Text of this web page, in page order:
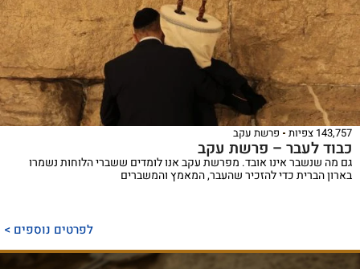
143,757 צפיות פרשת עקב
כבוד לעבר – פרשת עקב
גם מה שנשבר אינו אובד. מפרשת עקב אנו לומדים ששברי הלוחות נשמרו
בארון הברית כדי להזכיר שהעבר, המאמץ והמשברים
לפרטים נוספים >
ספר